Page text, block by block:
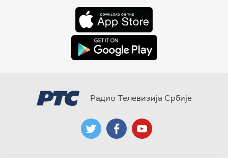
Радио Телевизија Србије